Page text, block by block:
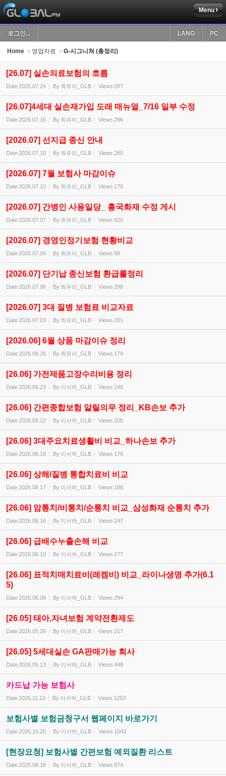
Menu
로그인... PC
LANG
Home 영업자료 G-시그니쳐 (총정리)
[26.07] 실손의료보험의 흐름
Date2026.07.24 By 최유리_GLB Views 287
[26.07]4세대 실손재가입 도래 매뉴얼_7/16 일부 수정
Date2026.07.16 By 최유리_GLB Views 286
[2026.07] 선지급 종신 안내
Date2026.07.10 By 최유리_GLB Views 280
[2026.07] 7월 보험사 마감이슈
Date2026.07.10 By 최유리_GLB Views 170
[2026.07] 간병인 사용일당_ 흥국화재 수정 게시
Date2026.07.07 By 최유리_GLB Views 420
[2026.07] 경영인정기보험 현황비교
Date2026.07.06 By 최유리_GLB Views 89
[2026.07] 단기납 종신보험 환급률정리
Date2026.07.06 By 최유리_GLB Views 298
[2026.07] 3대 질병 보험료 비교자료
Date2026.07.03 By 최유리_GLB Views 201
[2026.06] 6월 상품 마감이슈 정리
Date2026.06.26 By 최유리_GLB Views 179
[26.06] 가전제품고장수리비용 정리
Date2026.06.23 By 이서하_GLB Views 248
[26.06] 간편종합보험 알릴의무 정리_KB손보 추가
Date2026.06.22 By 이서하_GLB Views 205
[26.06] 3대주요치료생활비 비교_하나손보 추가
Date2026.06.18 By 이서하_GLB Views 178
[26.06] 상해/질병 통합치료비 비교
Date2026.06.17 By 이서하_GLB Views 188
[26.06] 암통치/비통치/순통치 비교_삼성화재 순통치 추가
Date2026.06.16 By 이서하_GLB Views 247
[26.06] 급배수누출손해 비교
Date2026.06.10 By 이서하_GLB Views 277
[26.06] 표적치매치료비(레켐비) 비교_라이나생명 추가(6.1
5)
Date2026.06.08 By 이서하_GLB Views 294
[26.05] 태아,자녀보험 계약전환제도
Date2026.05.26 By 이서하_GLB Views 217
[26.05] 5세대실손 GA판매가능 회사
Date2026.05.13 By 이서하_GLB Views 448
카드납 가능 보험사
Date2025.11.10 By 이서하_GLB Views 1253
보험사별 보험금청구서 웹페이지 바로가기
Date2025.10.20 By 이서하_GLB Views 1043
[현장요청] 보험사별 간편보험 예외질환 리스트
Date2025.08.18 By 이서하_GLB Views 874
Sketchbook5, 스케치북5
Sketchbook5, 스케치북5